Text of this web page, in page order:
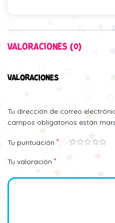
VALORACIONES (0)
VALORACIONES
Tu dirección de correo
campos obligatorios están
Tu puntuación *
Tu valoración *